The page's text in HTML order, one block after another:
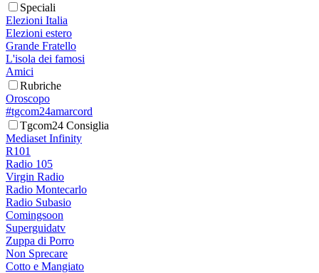
Speciali
Elezioni Italia
Elezioni estero
Grande Fratello
L'isola dei famosi
Amici
Rubriche
Oroscopo
#tgcom24amarcord
Tgcom24 Consiglia
Mediaset Infinity
R101
Radio 105
Virgin Radio
Radio Montecarlo
Radio Subasio
Comingsoon
Superguidatv
Zuppa di Porro
Non Sprecare
Cotto e Mangiato